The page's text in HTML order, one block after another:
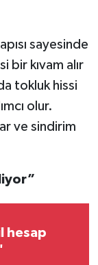
sayesinde
bir kıvam alır
tokluk hissi
olur.
ve sindirim
hesap